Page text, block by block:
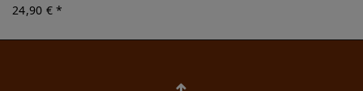
24,90 € *